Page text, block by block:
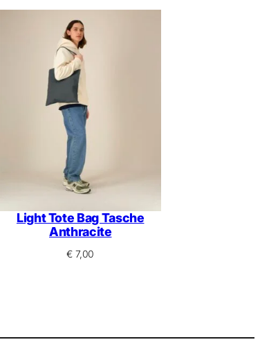
Light Tote Bag Tasche
Anthracite
€ 7,00